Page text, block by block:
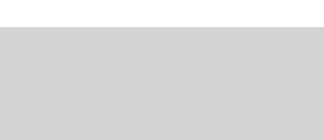
com